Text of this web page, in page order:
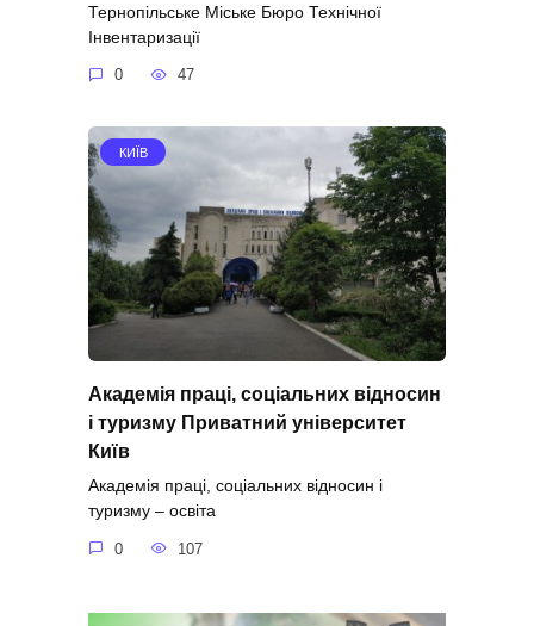
Тернопільське Міське Бюро Технічної
Інвентаризації
0 47
КИЇВ
Академія праці, соціальних відносин
і туризму Приватний університет
Київ
Академія праці, соціальних відносин і
туризму – освіта
0 107